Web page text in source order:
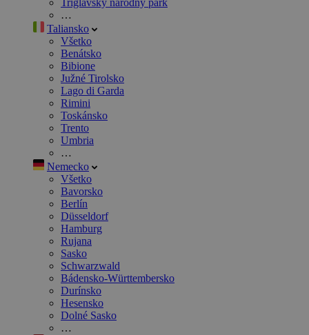
Triglavský národný park
…
Taliansko
Všetko
Benátsko
Bibione
Južné Tirolsko
Lago di Garda
Rimini
Toskánsko
Trento
Umbria
…
Nemecko
Všetko
Bavorsko
Berlín
Düsseldorf
Hamburg
Rujana
Sasko
Schwarzwald
Bádensko-Württembersko
Durínsko
Hesensko
Dolné Sasko
…